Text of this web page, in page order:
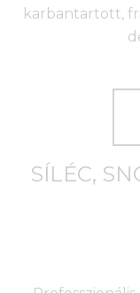
karbantartott,
SÍLÉC,